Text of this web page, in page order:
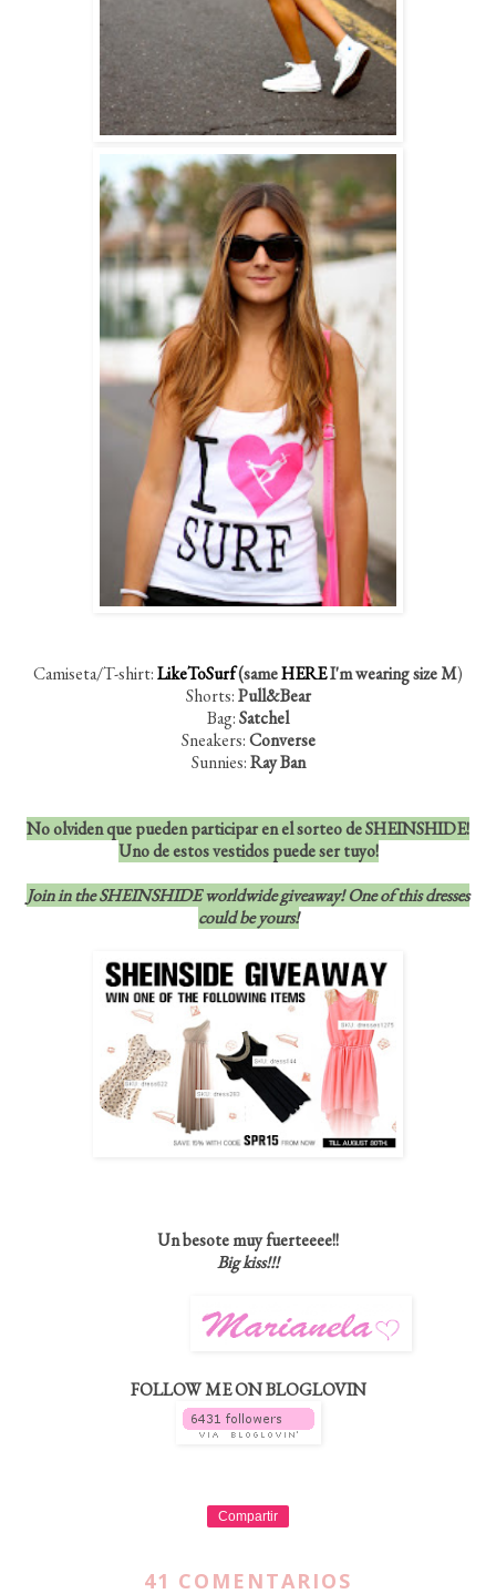
Camiseta/T-shirt:LikeToSurf(sameHEREI'm wearing size M)
Shorts:Pull&Bear
Bag:Satchel
Sneakers:Converse
Sunnies:Ray Ban
No olviden que pueden participar en el sorteo de SHEINSHIDE!
Uno de estos vestidos puede ser tuyo!
Join in the SHEINSHIDE worldwide giveaway! One of this dresses
could be yours!
Un besote muy fuerteeee!!
Big kiss!!!
FOLLOW ME ON BLOGLOVIN
Compartir
41 COMENTARIOS